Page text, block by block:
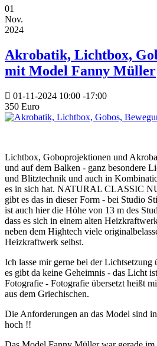
01
Nov.
2024
Akrobatik, Lichtbox,
mit Model Fanny Müller
01-11-2024 10:00 -17:00
350 Euro
Lichtbox, Goboprojektionen und
und auf dem Balken - ganz besondere
und Blitztechnik und auch in
es in sich hat. NATURAL CLASSIC
gibt es das in dieser Form - bei Studio
ist auch hier die Höhe von 13 m des
dass es sich in einem alten
neben dem Hightech viele
Heizkraftwerk selbst.
Ich lasse mir gerne bei der Lichtsetzung
es gibt da keine Geheimnis - das Licht
Fotografie - Fotografie übersetzt heißt
aus dem Griechischen.
Die Anforderungen an das Model sind
hoch !!